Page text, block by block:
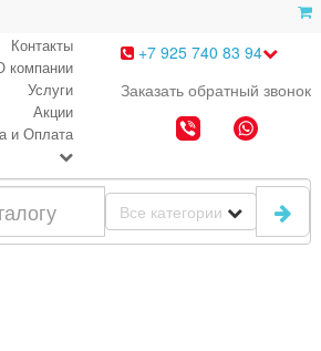
Контакты
компании
Услуги
Акции
и Оплата
+7 925 740 83 94
Заказать обратный звонок
Все категории